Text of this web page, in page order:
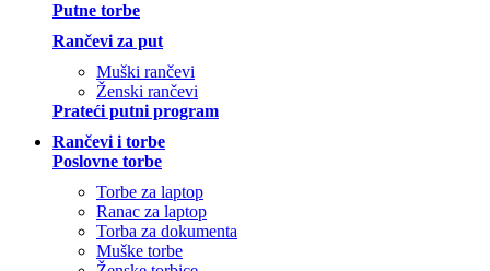
Putne torbe
Rančevi za put
Muški rančevi
Ženski rančevi
Prateći putni program
Rančevi i torbe
Poslovne torbe
Torbe za laptop
Ranac za laptop
Torba za dokumenta
Muške torbe